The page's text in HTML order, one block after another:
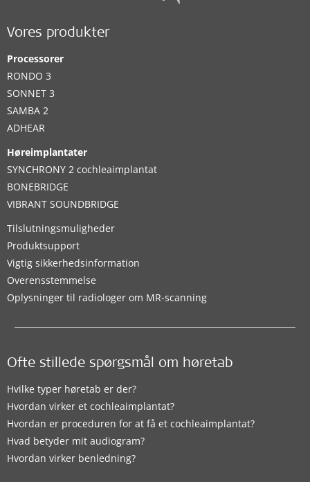
Vores produkter
Processorer
RONDO 3
SONNET 3
SAMBA 2
ADHEAR
Høreimplantater
SYNCHRONY 2 cochleaimplantat
BONEBRIDGE
VIBRANT SOUNDBRIDGE
Tilslutningsmuligheder
Produktsupport
Vigtig sikkerhedsinformation
Overensstemmelse
Oplysninger til radiologer om MR-scanning
Ofte stillede spørgsmål om høretab
Hvilke typer høretab er der?
Hvordan virker et cochleaimplantat?
Hvordan er proceduren for at få et cochleaimplantat?
Hvad betyder mit audiogram?
Hvordan virker benledning?